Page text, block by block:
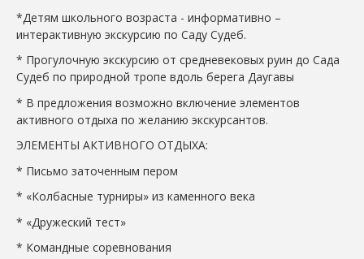
*Детям школьного возраста - информативно –
интерактивную экскурсию по Саду Судеб.
* Прогулочную экскурсию от средневековых руин до Сада
Судеб по природной тропе вдоль берега Даугавы
* В предложения возможно включение элементов
активного отдыха по желанию экскурсантов.
ЭЛЕМЕНТЫ АКТИВНОГО ОТДЫХА:
* Письмо заточенным пером
* «Колбасные турниры» из каменного века
* «Дружеский тест»
* Командные соревнования